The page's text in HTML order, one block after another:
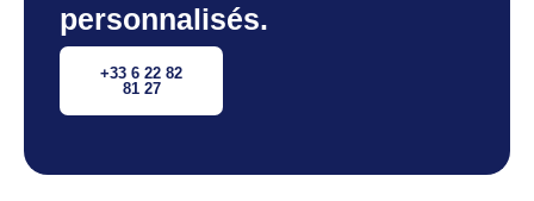
personnalisés.
+33 6 22 82
81 27